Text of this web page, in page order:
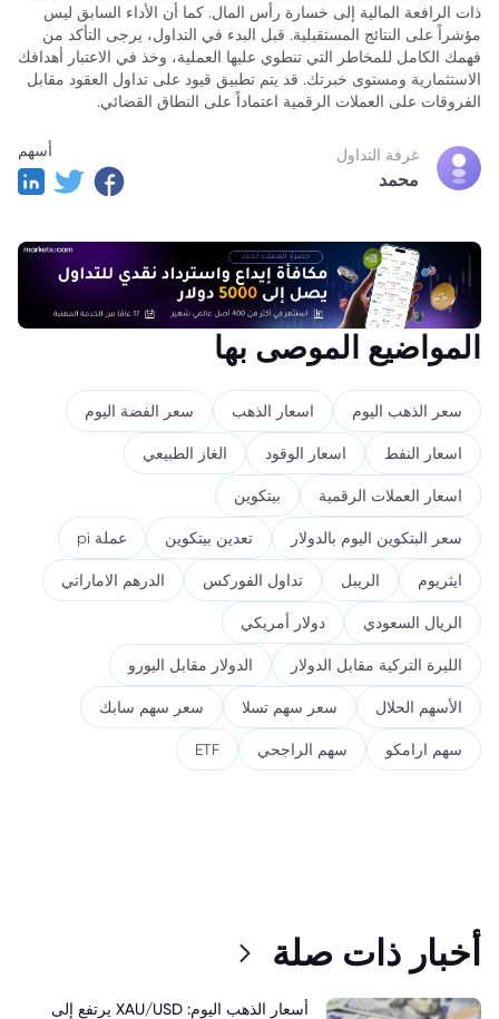
ذات الرافعة المالية إلى خسارة رأس المال. كما أن الأداء السابق ليس
مؤشراً على النتائج المستقبلية. قبل البدء في التداول، يرجى التأكد من
فهمك الكامل للمخاطر التي تنطوي عليها العملية، وخذ في الاعتبار أهدافك
الاستثمارية ومستوى خبرتك. قد يتم تطبيق قيود على تداول العقود مقابل
الفروقات على العملات الرقمية اعتماداً على النطاق القضائي.
غرفة التداول
محمد
أسهم
المواضيع الموصى بها
سعر الذهب اليوم اسعار الذهب سعر الفضة اليوم
اسعار النفط اسعار الوقود الغاز الطبيعي
اسعار العملات الرقمية بيتكوين
سعر البتكوين اليوم بالدولار تعدين بيتكوين عملة pi
ايثريوم الريبل تداول الفوركس الدرهم الاماراتي
الريال السعودي دولار أمريكي
الليرة التركية مقابل الدولار الدولار مقابل اليورو
الأسهم الحلال سعر سهم تسلا سعر سهم سابك
سهم ارامكو سهم الراجحي ETF
أخبار ذات صلة
أسعار الذهب اليوم: XAU/USD يرتفع إلى